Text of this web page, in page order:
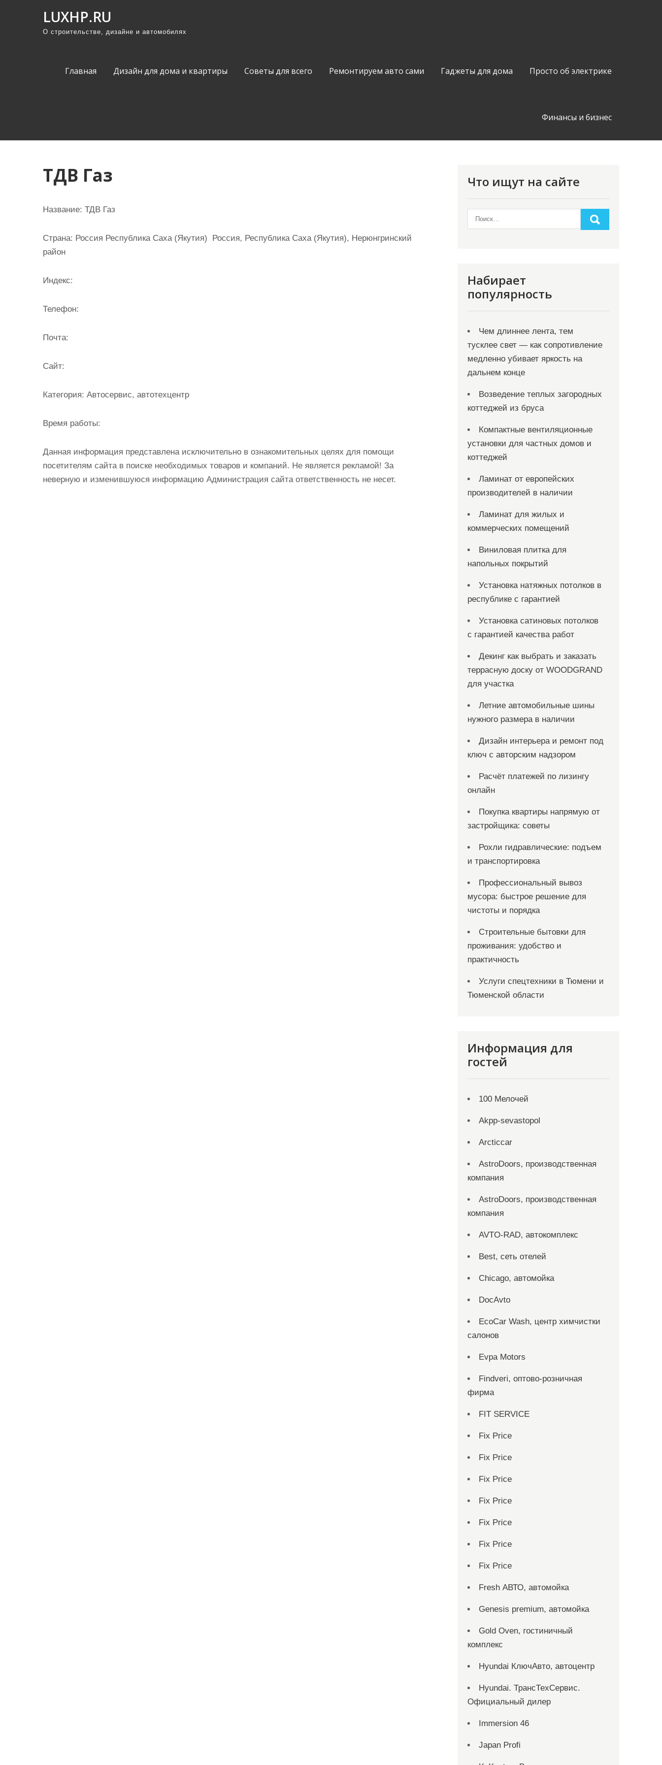
LUXHP.RU
О строительстве, дизайне и автомобилях
Главная Дизайн для дома и квартиры Советы для всего Ремонтируем авто сами Гаджеты для дома Просто об электрике
Финансы и бизнес
ТДВ Газ
Название: ТДВ Газ
Страна: Россия Республика Саха (Якутия) Россия, Республика Саха (Якутия), Нерюнгринский
район
Индекс:
Телефон:
Почта:
Cайт:
Категория: Автосервис, автотехцентр
Время работы:
Данная информация представлена исключительно в ознакомительных целях для помощи
посетителям сайта в поиске необходимых товаров и компаний. Не является рекламой! За
неверную и изменившуюся информацию Администрация сайта ответственность не несет.
Что ищут на сайте
Набирает
популярность
Чем длиннее лента, тем
тусклее свет — как сопротивление
медленно убивает яркость на
дальнем конце
Возведение теплых загородных
коттеджей из бруса
Компактные вентиляционные
установки для частных домов и
коттеджей
Ламинат от европейских
производителей в наличии
Ламинат для жилых и
коммерческих помещений
Виниловая плитка для
напольных покрытий
Установка натяжных потолков в
республике с гарантией
Установка сатиновых потолков
с гарантией качества работ
Декинг как выбрать и заказать
террасную доску от WOODGRAND
для участка
Летние автомобильные шины
нужного размера в наличии
Дизайн интерьера и ремонт под
ключ с авторским надзором
Расчёт платежей по лизингу
онлайн
Покупка квартиры напрямую от
застройщика: советы
Рохли гидравлические: подъем
и транспортировка
Профессиональный вывоз
мусора: быстрое решение для
чистоты и порядка
Строительные бытовки для
проживания: удобство и
практичность
Услуги спецтехники в Тюмени и
Тюменской области
Информация для
гостей
100 Мелочей
Akpp-sevastopol
Arcticcar
AstroDoors, производственная
компания
AstroDoors, производственная
компания
AVTO-RAD, автокомплекс
Best, сеть отелей
Chicago, автомойка
DocAvto
EcoCar Wash, центр химчистки
салонов
Evpa Motors
Findveri, оптово-розничная
фирма
FIT SERVICE
Fix Price
Fix Price
Fix Price
Fix Price
Fix Price
Fix Price
Fix Price
Fresh АВТО, автомойка
Genesis premium, автомойка
Gold Oven, гостиничный
комплекс
Hyundai КлючАвто, автоцентр
Hyundai. ТрансТехСервис.
Официальный дилер
Immersion 46
Japan Profi